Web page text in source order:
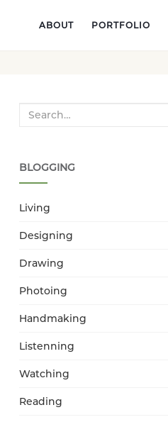
ABOUT PORTFOLIO
Search for:
BLOGGING
Living
Designing
Drawing
Photoing
Handmaking
Listenning
Watching
Reading